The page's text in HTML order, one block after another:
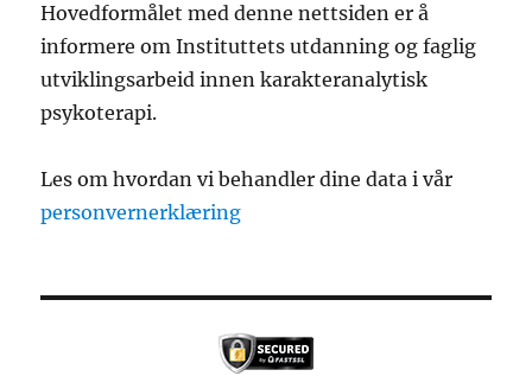
Hovedformålet med denne nettsiden er å
informere om Instituttets utdanning og faglig
utviklingsarbeid innen karakteranalytisk
psykoterapi.
Les om hvordan vi behandler dine data i vår
personvernerklæring